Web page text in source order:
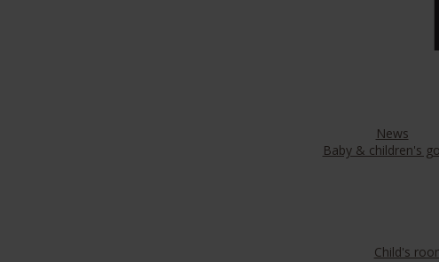
News
Baby & children's
Child's